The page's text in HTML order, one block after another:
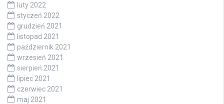
luty 2022
styczeń 2022
grudzień 2021
listopad 2021
październik 2021
wrzesień 2021
sierpień 2021
lipiec 2021
czerwiec 2021
maj 2021